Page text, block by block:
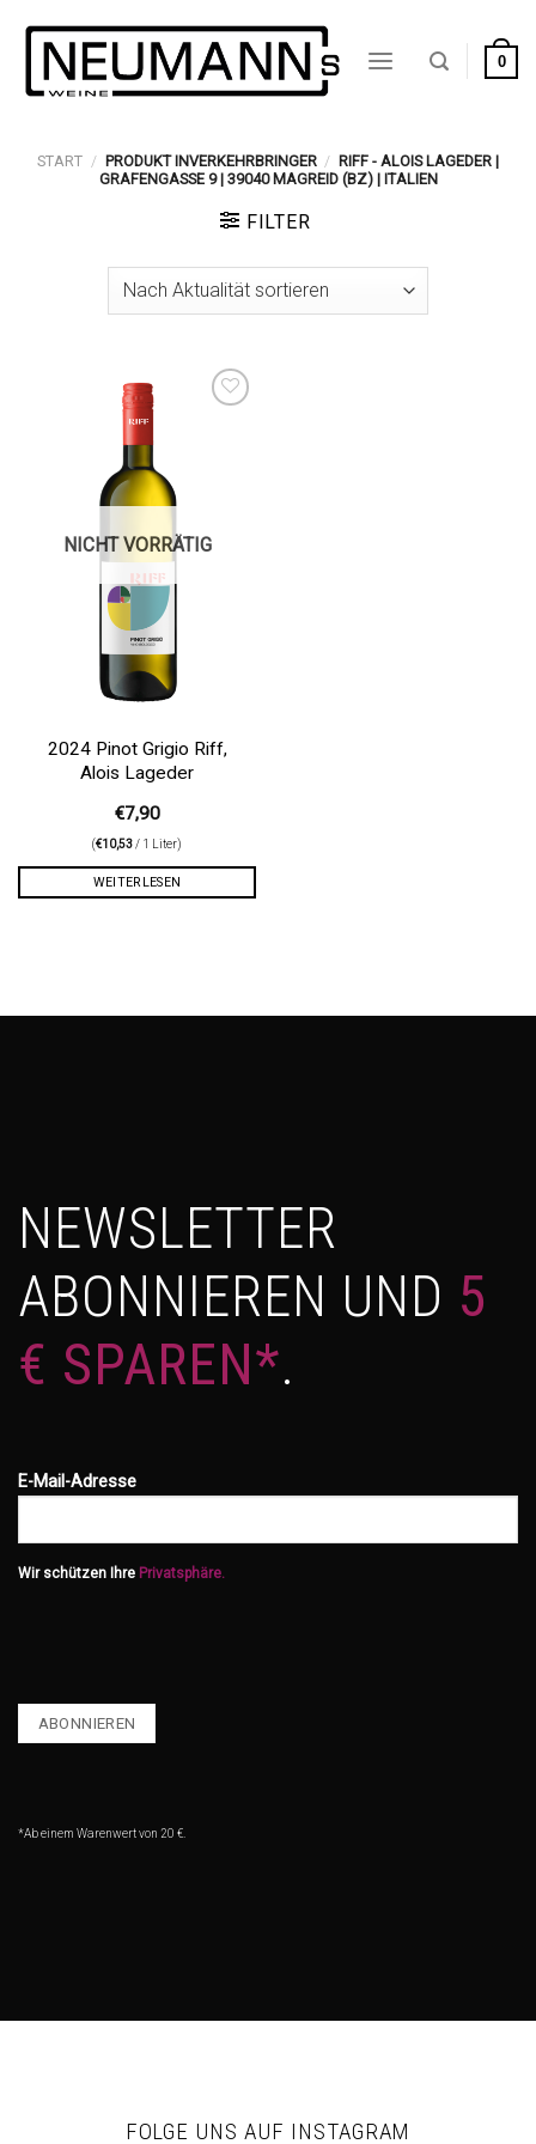
Inhalt
springen
0
START / PRODUKT INVERKEHRBRINGER / RIFF - ALOIS LAGEDER |
GRAFENGASSE 9 | 39040 MAGREID (BZ) | ITALIEN
FILTER
NICHT VORRÄTIG
2024 Pinot Grigio Riff,
Alois Lageder
€7,90
(€10,53/ 1 Liter)
WEITERLESEN
NEWSLETTER
ABONNIEREN UND 5
€ SPAREN*.
E-Mail-Adresse
Wir schützen Ihre Privatsphäre.
*Ab einem Warenwert von 20 €.
FOLGE UNS AUF INSTAGRAM